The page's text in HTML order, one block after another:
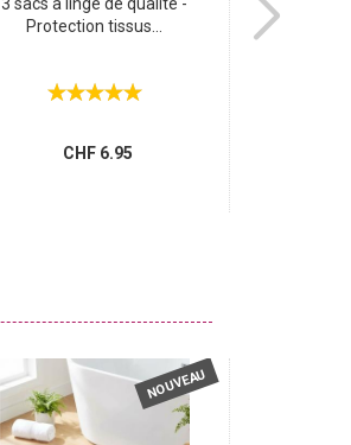
Protection tissus...
CHF 6.95
NOUVEAU